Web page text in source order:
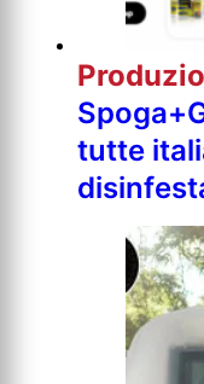
tutte